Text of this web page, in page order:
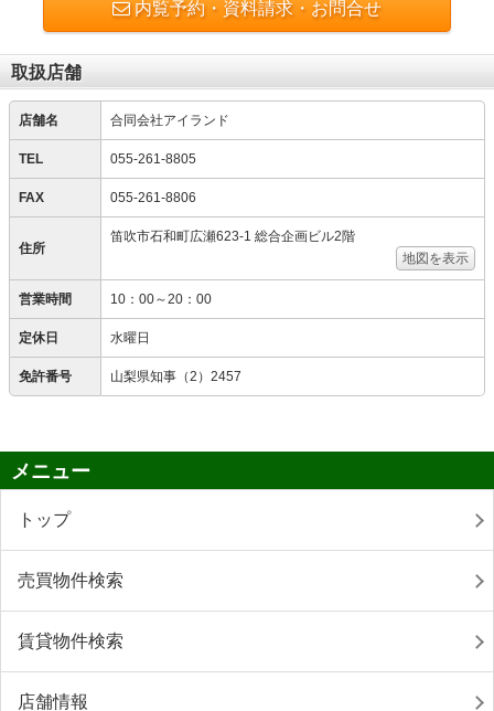
内覧予約・資料請求・お問合せ
取扱店舗
店舗名 合同会社アイランド
TEL 055-261-8805
FAX 055-261-8806
住所
笛吹市石和町広瀬623-1 総合企画ビル2階
地図を表示
営業時間 10：00～20：00
定休日 水曜日
免許番号 山梨県知事（2）2457
メニュー
トップ
売買物件検索
賃貸物件検索
店舗情報